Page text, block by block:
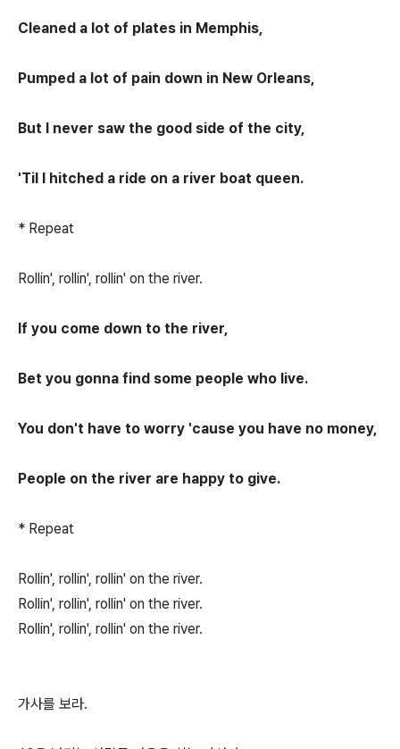
Cleaned a lot of plates in Memphis,
Pumped a lot of pain down in New Orleans,
But I never saw the good side of the city,
'Til I hitched a ride on a river boat queen.
* Repeat
Rollin', rollin', rollin' on the river.
If you come down to the river,
Bet you gonna find some people who live.
You don't have to worry 'cause you have no money,
People on the river are happy to give.
* Repeat
Rollin', rollin', rollin' on the river.
Rollin', rollin', rollin' on the river.
Rollin', rollin', rollin' on the river.
가사를 보라.